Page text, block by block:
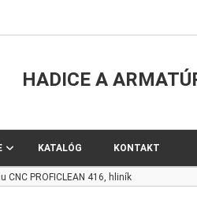
HADICE A
KATALÓG KONTAKT
PROFICLEAN 416, hliník